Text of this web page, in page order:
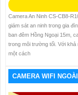
Camera An Ninh CS-CB8-
giám sát an ninh trong gia
ban đêm Hồng Ngoại 15m,
trong môi trường tối. Với khả
một cách
CAMERA WIFI